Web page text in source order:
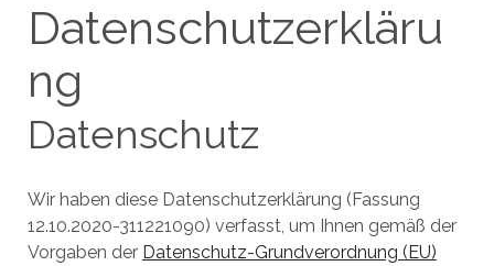
Datenschutzerkläru
ng
Datenschutz
Wir haben diese Datenschutzerklärung (Fassung
12.10.2020-311221090) verfasst, um Ihnen gemäß der
Vorgaben der Datenschutz-Grundverordnung (EU)